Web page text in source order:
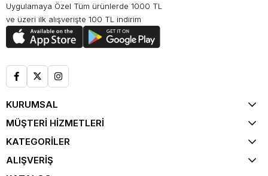
Uygulamaya Özel Tüm ürünlerde 1000 TL
ve üzeri ilk alışverişte 100 TL indirim
KURUMSAL
MÜŞTERİ HİZMETLERİ
KATEGORİLER
ALIŞVERİŞ